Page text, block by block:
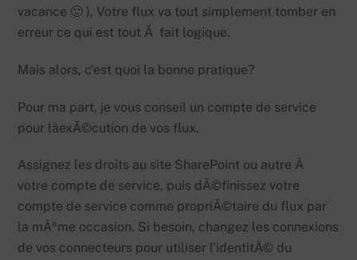
vacance 🙂 ), Votre flux va tout simplement tomber en
erreur ce qui est tout Ã fait logique.
Mais alors, c’est quoi la bonne pratique?
Pour ma part, je vous conseil un compte de service
pour lâexÃ©cution de vos flux.
Assignez les droits au site SharePoint ou autre Ã
votre compte de service, puis dÃ©finissez votre
compte de service comme propriÃ©taire du flux par
la mÃªme occasion. Si besoin, changez les connexions
de vos connecteurs pour utiliser l’identitÃ© du